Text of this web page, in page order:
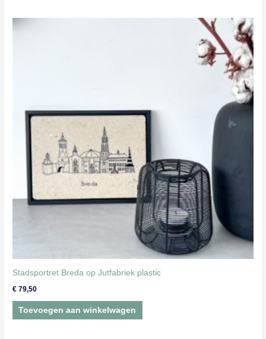
Stadsportret Breda op Jutfabriek plastic
€ 79,50
Toevoegen aan winkelwagen